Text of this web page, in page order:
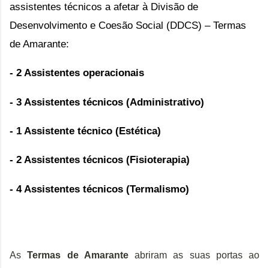
assistentes técnicos a afetar à Divisão de
Desenvolvimento e Coesão Social (DDCS) – Termas
de Amarante:
- 2 Assistentes operacionais
- 3 Assistentes técnicos (Administrativo)
- 1 Assistente técnico (Estética)
- 2 Assistentes técnicos (Fisioterapia)
- 4 Assistentes técnicos (Termalismo)
As Termas de Amarante abriram as suas portas ao